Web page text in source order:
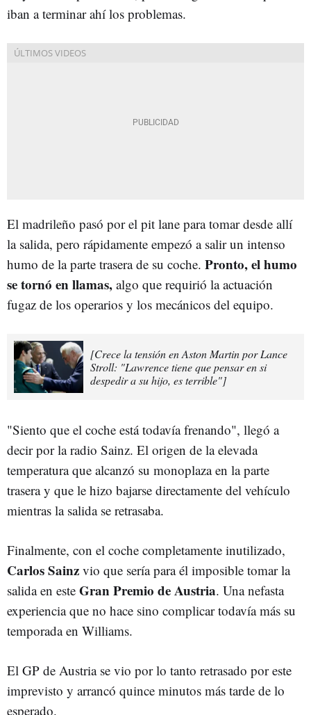
iban a terminar ahí los problemas.
El madrileño pasó por el pit lane para tomar desde allí
la salida, pero rápidamente empezó a salir un intenso
humo de la parte trasera de su coche. Pronto, el humo
se tornó en llamas, algo que requirió la actuación
fugaz de los operarios y los mecánicos del equipo.
[Crece la tensión en Aston Martin por Lance
Stroll: "Lawrence tiene que pensar en si
despedir a su hijo, es terrible"]
"Siento que el coche está todavía frenando", llegó a
decir por la radio Sainz. El origen de la elevada
temperatura que alcanzó su monoplaza en la parte
trasera y que le hizo bajarse directamente del vehículo
mientras la salida se retrasaba.
Finalmente, con el coche completamente inutilizado,
Carlos Sainz vio que sería para él imposible tomar la
salida en este Gran Premio de Austria. Una nefasta
experiencia que no hace sino complicar todavía más su
temporada en Williams.
El GP de Austria se vio por lo tanto retrasado por este
imprevisto y arrancó quince minutos más tarde de lo
esperado.